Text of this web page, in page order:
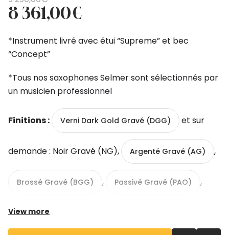
price
was:
9
290,00€.
8 361,00€
price
is:
8
361,00€.
*Instrument livré avec étui “Supreme” et bec
“Concept”
*Tous nos saxophones Selmer sont sélectionnés par
un musicien professionnel
Finitions : Verni Dark Gold Gravé (DGG) et sur
demande : Noir Gravé (NG), Argenté Gravé (AG) ,
Brossé Gravé (BGG) , Passivé Gravé (PAO) ,
Plaqué Or (AUG)
View more